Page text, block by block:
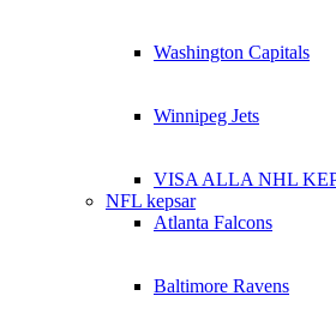
Washington Capitals
Winnipeg Jets
VISA ALLA NHL
NFL kepsar
Atlanta Falcons
Baltimore Ravens